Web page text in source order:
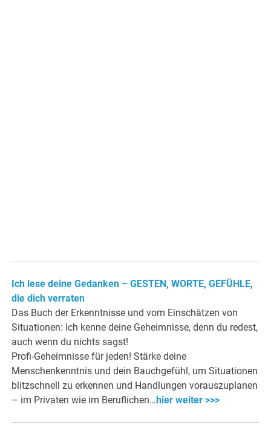
Ich lese deine Gedanken – GESTEN, WORTE, GEFÜHLE,
die dich verraten
Das Buch der Erkenntnisse und vom Einschätzen von
Situationen: Ich kenne deine Geheimnisse, denn du redest,
auch wenn du nichts sagst!
Profi-Geheimnisse für jeden! Stärke deine
Menschenkenntnis und dein Bauchgefühl, um Situationen
blitzschnell zu erkennen und Handlungen vorauszuplanen
– im Privaten wie im Beruflichen… hier weiter >>>